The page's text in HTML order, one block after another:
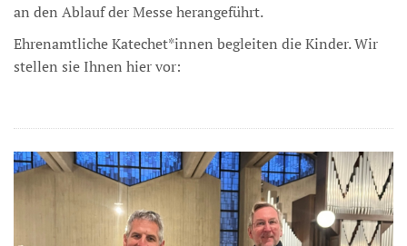
an den Ablauf der Messe herangeführt.
Ehrenamtliche Katechet*innen begleiten die Kinder. Wir
stellen sie Ihnen hier vor: